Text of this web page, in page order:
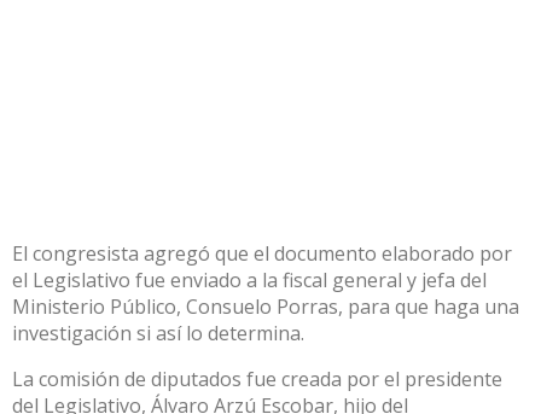
El congresista agregó que el documento elaborado por
el Legislativo fue enviado a la fiscal general y jefa del
Ministerio Público, Consuelo Porras, para que haga una
investigación si así lo determina.
La comisión de diputados fue creada por el presidente
del Legislativo, Álvaro Arzú Escobar, hijo del